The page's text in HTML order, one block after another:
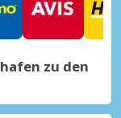
zu den